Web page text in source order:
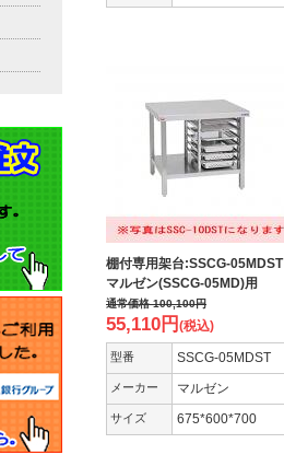
棚付専用架台:SSCG-05MDST
マルゼン(SSCG-05MD)用
通常価格100,100円
55,110円 (税込)
型番 SSCG-05MDST
メーカー マルゼン
サイズ 675*600*700